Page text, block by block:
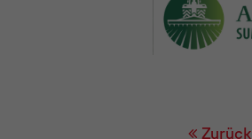
Zurück